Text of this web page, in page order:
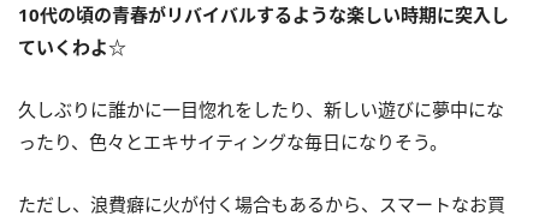
10代の頃の青春がリバイバルするような楽しい時期に突入し
ていくわよ☆
久しぶりに誰かに一目惚れをしたり、新しい遊びに夢中にな
ったり、色々とエキサイティングな毎日になりそう。
ただし、浪費癖に火が付く場合もあるから、スマートなお買